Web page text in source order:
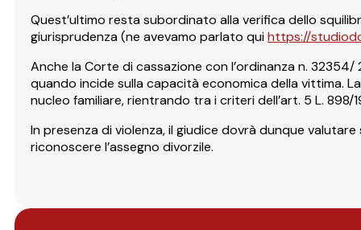
Quest’ultimo resta subordinato alla verifica dello
giurisprudenza (ne avevamo parlato quihttps://
Anche la Corte di cassazione con l’ordinanza n.
quando incide sulla capacità economica della vittima.
nucleo familiare, rientrando tra i criteri dell’art. 5 L. 898/
In presenza di violenza, il giudice dovrà dunque
riconoscere l’assegno divorzile.